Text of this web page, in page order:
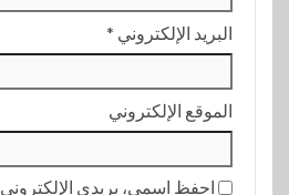
البريد الإلكتروني *
الموقع الإلكتروني
احفظ اسمي، بريدي